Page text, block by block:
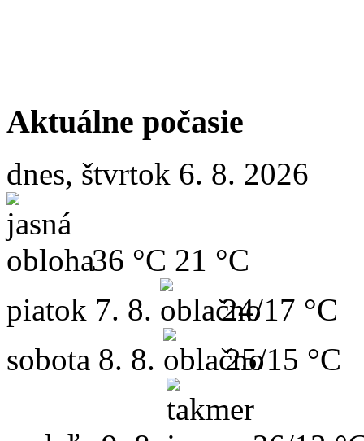
Aktuálne počasie
dnes, štvrtok 6. 8. 2026
36 °C 21 °C
piatok 7. 8.
24/17 °C
sobota 8. 8. 25/15 °C